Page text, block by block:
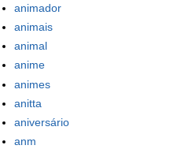
animador
animais
animal
anime
animes
anitta
aniversário
anm